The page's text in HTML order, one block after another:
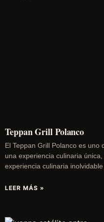
Teppan Grill Polanco
El Teppan Grill Polanco es
una experiencia culinaria
experiencia culinaria
LEER MÁS »